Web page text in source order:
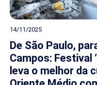
14/11/2025
De São Paulo,
Campos: Festival
leva o melhor da